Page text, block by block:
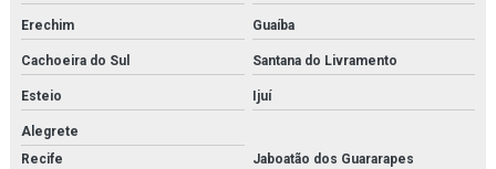
Montagem de tubulações em rio de janeiro
Montagens industriais em rio de janeiro
Montagens industriais em rj
Montagens e manutenção industrial
Erechim Guaíba
Cachoeira do Sul Santana do Livramento
Esteio Ijuí
Alegrete
Recife
Jaboatão dos Guararapes